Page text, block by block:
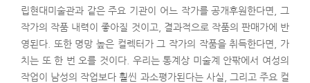
립현대미술관과 같은 주요 기관이 어느 작가를 공개후원한다면, 그
작가의 작품 내력이 좋아질 것이고, 결과적으로 작품의 판매가에 반
영된다. 또한 명망 높은 컬렉터가 그 작가의 작품을 취득한다면, 가
치는 또 한 번 오를 것이다. 우리는 통계상 미술계 안팎에서 여성의
작업이 남성의 작업보다 훨씬 과소평가된다는 사실, 그리고 주요 컬